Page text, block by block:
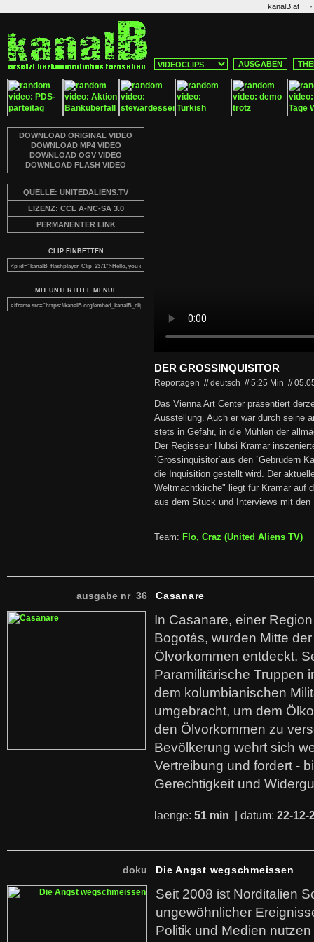
kanalB.at ·
AUSGABEN
DOWNLOAD ORIGINAL VIDEO
DOWNLOAD MP4 VIDEO
DOWNLOAD OGV VIDEO
DOWNLOAD FLASH VIDEO
QUELLE: UNITEDALIENS.TV
LIZENZ: CCL A-NC-SA 3.0
PERMANENTER LINK
CLIP EINBETTEN
MIT UNTERTITEL MENUE
DER GROSSINQUISITOR
Reportagen // deutsch //5:25 Min //
Das Vienna Art Center präsentiert
Ausstellung. Auch er war durch seine
stets in Gefahr, in die Mühlen der
Der Regisseur Hubsi Kramar
`Grossinquisitor´aus den `Gebrüdern
die Inquisition gestellt wird. Der
Weltmachtkirche" liegt für Kramar auf
aus dem Stück und Interviews mit den
Team: Flo, Craz (United Aliens TV)
ausgabe nr_36 Casanare
In Casanare, einer
Bogotás, wurden Mitte
Ölvorkommen entdeckt.
Paramilitärische Truppen
dem kolumbianischen
umgebracht, um dem
den Ölvorkommen zu
Bevölkerung wehrt sich
Vertreibung und fordert -
Gerechtigkeit und
laenge: 51 min | datum: 22-12-
doku Die Angst wegschmeissen
Seit 2008 ist Norditalien
ungewöhnlicher
Politik und Medien